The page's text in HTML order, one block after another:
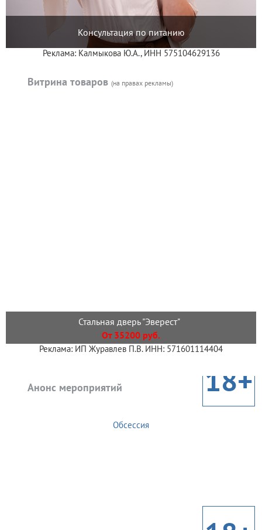
Консультация по питанию
Реклама: Калмыкова Ю.А., ИНН 575104629136
Витрина товаров (на правах рекламы)
Стальная дверь "Эверест"
От 35200 руб.
Реклама: ИП Журавлев П.В. ИНН: 571601114404
Анонс мероприятий 18+
Обсессия